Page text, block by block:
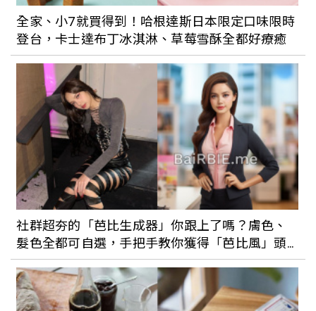
全家、小7就買得到！哈根達斯日本限定口味限時
登台，卡士達布丁冰淇淋、草莓雪酥全都好療癒
社群超夯的「芭比生成器」你跟上了嗎？膚色、
髮色全都可自選，手把手教你獲得「芭比風」頭
貼